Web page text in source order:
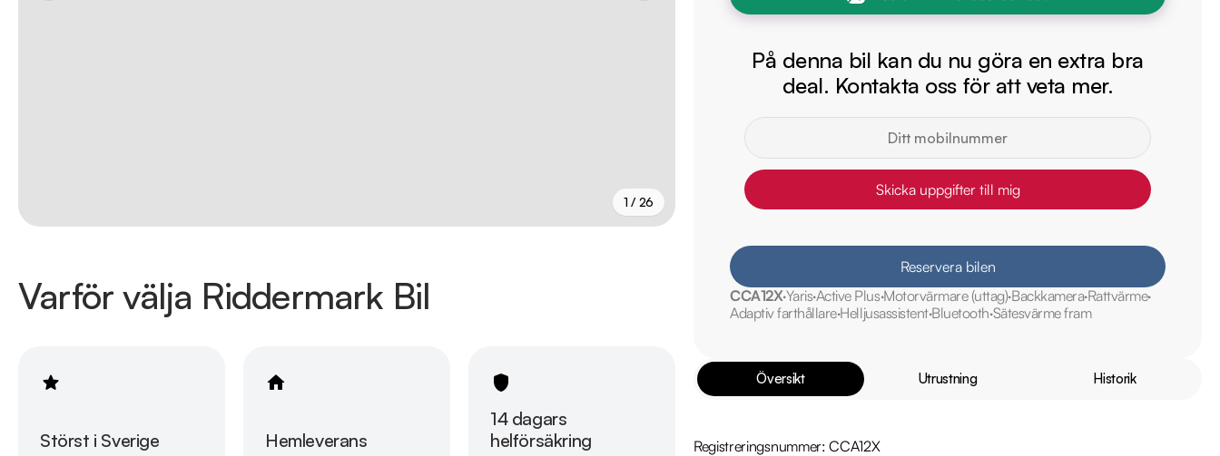
1 / 26
Varför välja Riddermark Bil
Störst i Sverige Hemleverans
14 dagars
helförsäkring
På denna bil kan du nu göra en extra bra
deal. Kontakta oss för att veta mer.
Skicka uppgifter till mig
Reservera bilen
CCA12XYarisActive Plus Motorvärmare (uttag) BackkameraRattvärme
Adaptiv farthållareHelljusassistentBluetooth Sätesvärme fram
Översikt Utrustning Historik
Registreringsnummer: CCA12X